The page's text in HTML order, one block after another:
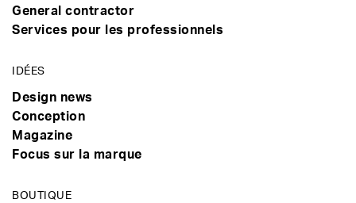
General contractor
Services pour les professionnels
IDÉES
Design news
Conception
Magazine
Focus sur la marque
BOUTIQUE